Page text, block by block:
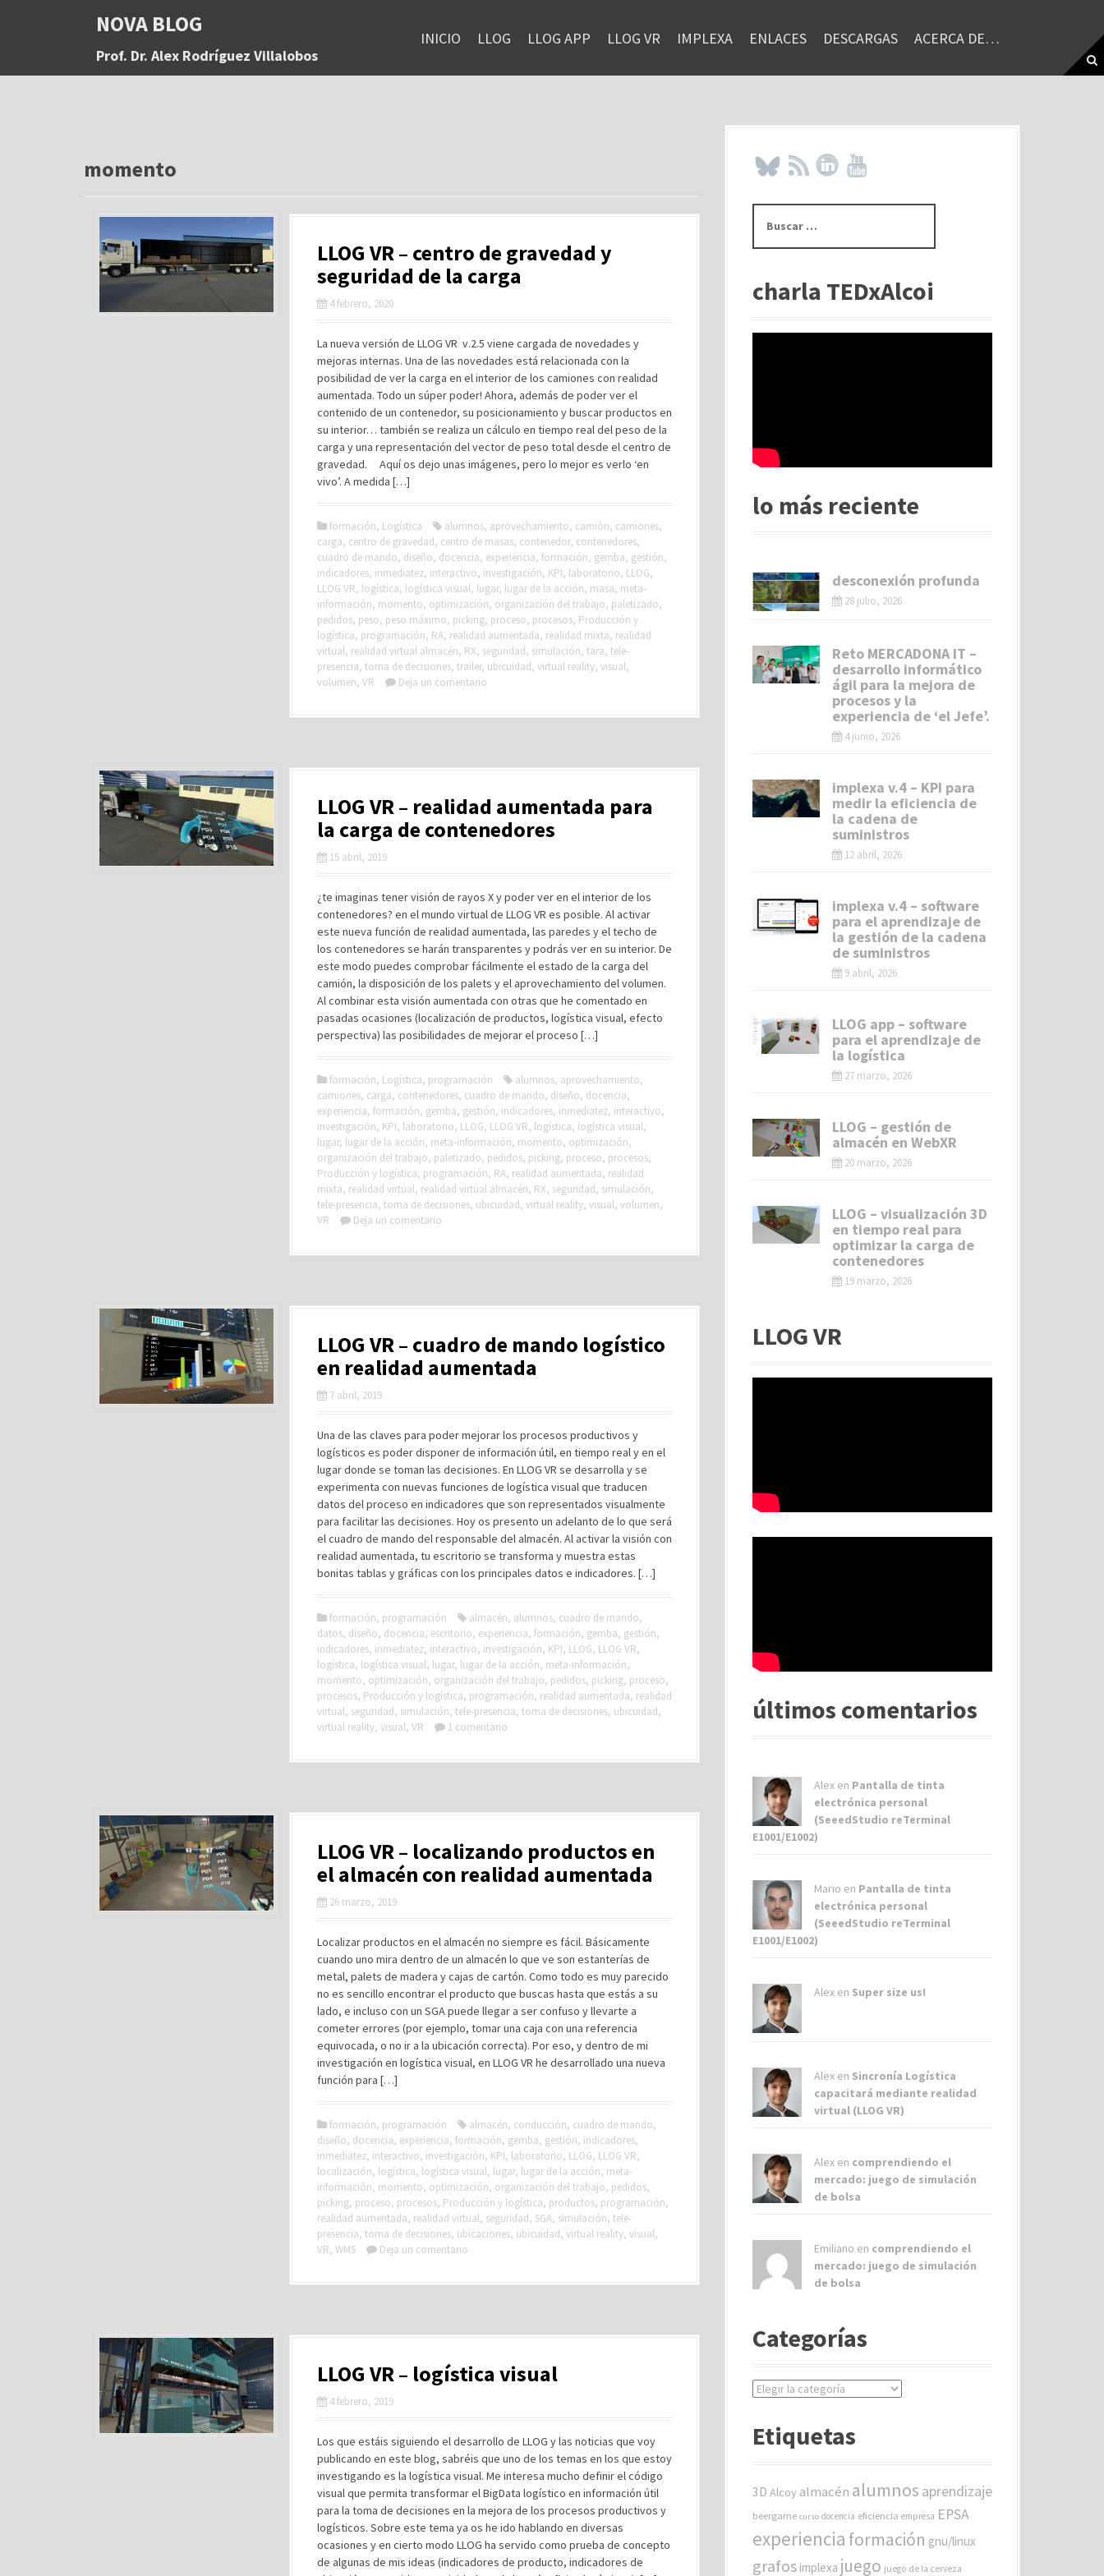
a
NOVA BLOG
Prof. Dr. Alex Rodríguez Villalobos
INICIO LLOG LLOG APP LLOG VR IMPLEXA ENLACES DESCARGAS ACERCA DE…
momento
LLOG VR – centro de gravedad y
seguridad de la carga
4 febrero, 2020
La nueva versión de LLOG VR v.2.5 viene cargada de novedades y
mejoras internas. Una de las novedades está relacionada con la
posibilidad de ver la carga en el interior de los camiones con realidad
aumentada. Todo un súper poder! Ahora, además de poder ver el
contenido de un contenedor, su posicionamiento y buscar productos en
su interior… también se realiza un cálculo en tiempo real del peso de la
carga y una representación del vector de peso total desde el centro de
gravedad. Aquí os dejo unas imágenes, pero lo mejor es verlo ‘en
vivo’. A medida […]
formación, Logística alumnos, aprovechamiento, camión, camiones,
carga, centro de gravedad, centro de masas, contenedor, contenedores,
cuadro de mando, diseño, docencia, experiencia, formación, gemba, gestión,
indicadores, inmediatez, interactivo, investigación, KPI, laboratorio, LLOG,
LLOG VR, logística, logística visual, lugar, lugar de la acción, masa, meta-
información, momento, optimización, organización del trabajo, paletizado,
pedidos, peso, peso máximo, picking, proceso, procesos, Producción y
logística, programación, RA, realidad aumentada, realidad mixta, realidad
virtual, realidad virtual almacén, RX, seguridad, simulación, tara, tele-
presencia, toma de decisiones, trailer, ubicuidad, virtual reality, visual,
volumen, VR Deja un comentario
LLOG VR – realidad aumentada para
la carga de contenedores
15 abril, 2019
¿te imaginas tener visión de rayos X y poder ver en el interior de los
contenedores? en el mundo virtual de LLOG VR es posible. Al activar
este nueva función de realidad aumentada, las paredes y el techo de
los contenedores se harán transparentes y podrás ver en su interior. De
este modo puedes comprobar fácilmente el estado de la carga del
camión, la disposición de los palets y el aprovechamiento del volumen.
Al combinar esta visión aumentada con otras que he comentado en
pasadas ocasiones (localización de productos, logística visual, efecto
perspectiva) las posibilidades de mejorar el proceso […]
formación, Logística, programación alumnos, aprovechamiento,
camiones, carga, contenedores, cuadro de mando, diseño, docencia,
experiencia, formación, gemba, gestión, indicadores, inmediatez, interactivo,
investigación, KPI, laboratorio, LLOG, LLOG VR, logística, logística visual,
lugar, lugar de la acción, meta-información, momento, optimización,
organización del trabajo, paletizado, pedidos, picking, proceso, procesos,
Producción y logística, programación, RA, realidad aumentada, realidad
mixta, realidad virtual, realidad virtual almacén, RX, seguridad, simulación,
tele-presencia, toma de decisiones, ubicuidad, virtual reality, visual, volumen,
VR
Deja un comentario
LLOG VR – cuadro de mando logístico
en realidad aumentada
7 abril, 2019
Una de las claves para poder mejorar los procesos productivos y
logísticos es poder disponer de información útil, en tiempo real y en el
lugar donde se toman las decisiones. En LLOG VR se desarrolla y se
experimenta con nuevas funciones de logística visual que traducen
datos del proceso en indicadores que son representados visualmente
para facilitar las decisiones. Hoy os presento un adelanto de lo que será
el cuadro de mando del responsable del almacén. Al activar la visión con
realidad aumentada, tu escritorio se transforma y muestra estas
bonitas tablas y gráficas con los principales datos e indicadores. […]
formación, programación almacén, alumnos, cuadro de mando,
datos, diseño, docencia, escritorio, experiencia, formación, gemba, gestión,
indicadores, inmediatez, interactivo, investigación, KPI, LLOG, LLOG VR,
logística, logística visual, lugar, lugar de la acción, meta-información,
momento, optimización, organización del trabajo, pedidos, picking, proceso,
procesos, Producción y logística, programación, realidad aumentada, realidad
virtual, seguridad, simulación, tele-presencia, toma de decisiones, ubicuidad,
virtual reality, visual, VR 1 comentario
LLOG VR – localizando productos en
el almacén con realidad aumentada
26 marzo, 2019
Localizar productos en el almacén no siempre es fácil. Básicamente
cuando uno mira dentro de un almacén lo que ve son estanterías de
metal, palets de madera y cajas de cartón. Como todo es muy parecido
no es sencillo encontrar el producto que buscas hasta que estás a su
lado, e incluso con un SGA puede llegar a ser confuso y llevarte a
cometer errores (por ejemplo, tomar una caja con una referencia
equivocada, o no ir a la ubicación correcta). Por eso, y dentro de mi
investigación en logística visual, en LLOG VR he desarrollado una nueva
función para […]
formación, programación almacén, conducción, cuadro de mando,
diseño, docencia, experiencia, formación, gemba, gestión, indicadores,
inmediatez, interactivo, investigación, KPI, laboratorio, LLOG, LLOG VR,
localización, logística, logística visual, lugar, lugar de la acción, meta-
información, momento, optimización, organización del trabajo, pedidos,
picking, proceso, procesos, Producción y logística, productos, programación,
realidad aumentada, realidad virtual, seguridad, SGA, simulación, tele-
presencia, toma de decisiones, ubicaciones, ubicuidad, virtual reality, visual,
VR, WMS Deja un comentario
LLOG VR – logística visual
4 febrero, 2019
Los que estáis siguiendo el desarrollo de LLOG y las noticias que voy
publicando en este blog, sabréis que uno de los temas en los que estoy
investigando es la logística visual. Me interesa mucho definir el código
visual que permita transformar el BigData logístico en información útil
para la toma de decisiones en la mejora de los procesos productivos y
logísticos. Sobre este tema ya os he ido hablando en diversas
ocasiones y en cierto modo LLOG ha servido como prueba de concepto
de algunas de mis ideas (indicadores de producto, indicadores de
s
rcharla TEDxAlcoi
lo más reciente
desconexión profunda
28 julio, 2026
Reto MERCADONA IT –
desarrollo informático
ágil para la mejora de
procesos y la
experiencia de ‘el Jefe’.
4 junio, 2026
implexa v.4 – KPI para
medir la eficiencia de
la cadena de
suministros
12 abril, 2026
implexa v.4 – software
para el aprendizaje de
la gestión de la cadena
de suministros
9 abril, 2026
LLOG app – software
para el aprendizaje de
la logística
27 marzo, 2026
LLOG – gestión de
almacén en WebXR
20 marzo, 2026
LLOG – visualización 3D
en tiempo real para
optimizar la carga de
contenedores
19 marzo, 2026
LLOG VR
últimos comentarios
Alex en Pantalla de tinta
electrónica personal
(SeeedStudio reTerminal
E1001/E1002)
Mario en Pantalla de tinta
electrónica personal
(SeeedStudio reTerminal
E1001/E1002)
Alex en Super size us!
Alex en Sincronía Logística
capacitará mediante realidad
virtual (LLOG VR)
Alex en comprendiendo el
mercado: juego de simulación
de bolsa
Emiliano en comprendiendo el
mercado: juego de simulación
de bolsa
Categorías
C
e
r
s
Etiquetas
3D Alcoy almacén alumnos aprendizaje
beergame curso docencia eficiencia empresa EPSA
experiencia formación gnu/linux
grafos implexa juego juego de la cerveza